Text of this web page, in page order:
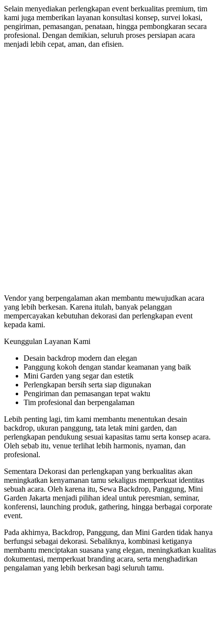
Selain menyediakan perlengkapan event berkualitas premium, tim
kami juga memberikan layanan konsultasi konsep, survei lokasi,
pengiriman, pemasangan, penataan, hingga pembongkaran secara
profesional. Dengan demikian, seluruh proses persiapan acara
menjadi lebih cepat, aman, dan efisien.
Vendor yang berpengalaman akan membantu mewujudkan acara
yang lebih berkesan. Karena itulah, banyak pelanggan
mempercayakan kebutuhan dekorasi dan perlengkapan event
kepada kami.
Keunggulan Layanan Kami
Desain backdrop modern dan elegan
Panggung kokoh dengan standar keamanan yang baik
Mini Garden yang segar dan estetik
Perlengkapan bersih serta siap digunakan
Pengiriman dan pemasangan tepat waktu
Tim profesional dan berpengalaman
Lebih penting lagi, tim kami membantu menentukan desain
backdrop, ukuran panggung, tata letak mini garden, dan
perlengkapan pendukung sesuai kapasitas tamu serta konsep acara.
Oleh sebab itu, venue terlihat lebih harmonis, nyaman, dan
profesional.
Sementara Dekorasi dan perlengkapan yang berkualitas akan
meningkatkan kenyamanan tamu sekaligus memperkuat identitas
sebuah acara. Oleh karena itu, Sewa Backdrop, Panggung, Mini
Garden Jakarta menjadi pilihan ideal untuk peresmian, seminar,
konferensi, launching produk, gathering, hingga berbagai corporate
event.
Pada akhirnya, Backdrop, Panggung, dan Mini Garden tidak hanya
berfungsi sebagai dekorasi. Sebaliknya, kombinasi ketiganya
membantu menciptakan suasana yang elegan, meningkatkan kualitas
dokumentasi, memperkuat branding acara, serta menghadirkan
pengalaman yang lebih berkesan bagi seluruh tamu.